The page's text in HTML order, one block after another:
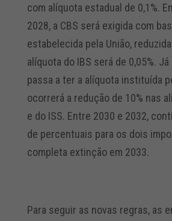
com alíquota estadual de 0,1%.
2028, a CBS será exigida com
estabelecida pela União, reduzida
alíquota do IBS será de 0,05%. Já
passa a ter a alíquota instituída
ocorrerá a redução de 10% nas
e do ISS. Entre 2030 e 2032,
de percentuais para os dois
completa extinção em 2033.
Para seguir as novas regras, as